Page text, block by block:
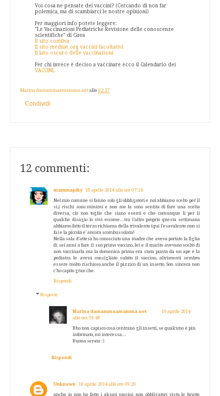
Voi cosa ne pensate dei vaccini? (Cercando di non far
polemica, ma di scambiarci le nostre opinioni)
Per maggiori info potete leggere:
"Le Vaccinazioni Pediatriche Revisione delle conoscenze
scientifiche" di Gava
Il sito comilva
Il sito mednat.org vaccini facoltativi
Il lato oscuro delle vaccinazioni
Per chi invece è deciso a vaccinare ecco il Calendario dei
VACCINI.
Marina damammaamamma.net alle 02:27
Condividi
12 commenti:
mammapiky 10 aprile 2014 alle ore 07:14
Nel mio comune si fanno solo gli obbligatori e noi abbiamo scelto per il
si,i rischi sono minimi e non me la sono sentita di fare una scelta
diversa, ciò non toglie che siano esenti e che comunque li per li
qualche disagio lo vivi eccome...tra l'altro proprio questa settimana
abbiamo fatto il terzo richiama della trivalente (qui l'esavalente non si
fa) e la piccola e' ancora scombussolata!
Nella sala d'attesa ho conosciuto una madre che aveva portato la figlia
di sei anni a fare il suo primo vaccino, lei e il marito avevano scelto di
non vaccinarla ma la domenica prima era stata punta da un ape e la
pediatra le aveva consigliato subito il vaccino, altrimenti sembra
essere molto rischioso anche il pizzico di un insetto. Son sincera non
c'ho capito gran che.
Rispondi
Risposte
Marina damammaamamma.net
10 aprile 2014
alle ore 19:48
Bho non capisco cosa centrano gli insetti, se qualcuno è più
informato, mi interessa...
Buona serata :)
Rispondi
Unknown 10 aprile 2014 alle ore 09:20
anche io non ho fatto i alcuni vaccini non obbligatori vista le brutte